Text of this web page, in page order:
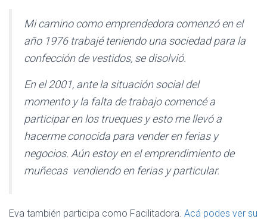
Mi camino como emprendedora comenzó en el
año 1976 trabajé teniendo una sociedad para la
confección de vestidos, se disolvió.
En el 2001, ante la situación social del
momento y la falta de trabajo comencé a
participar en los trueques y esto me llevó a
hacerme conocida para vender en ferias y
negocios. Aún estoy en el emprendimiento de
muñecas vendiendo en ferias y particular.
Eva también participa como Facilitadora. Acá podes ver su